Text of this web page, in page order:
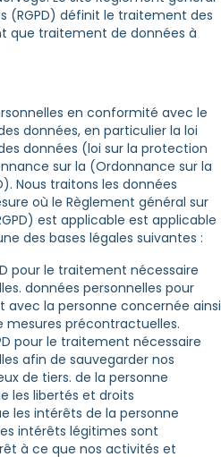
(RGPD) définit le traitement des
que traitement de données à
en conformité avec le
données, en particulier la loi
données (loi sur la protection
sur la (Ordonnance sur la
Nous traitons les données
où le Règlement général sur
est applicable est applicable
des bases légales suivantes :
pour le traitement nécessaire
données personnelles pour
la personne concernée ainsi
mesures précontractuelles.
pour le traitement nécessaire
afin de sauvegarder nos
de tiers. de la personne
les libertés et droits
les intérêts de la personne
intérêts légitimes sont
à ce que nos activités et